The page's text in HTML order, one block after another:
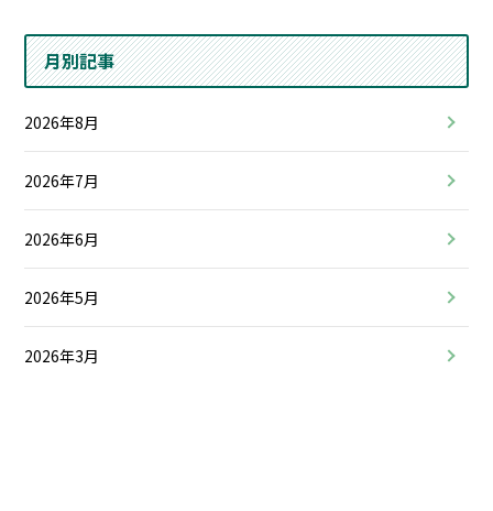
月別記事
2026年8月
2026年7月
2026年6月
2026年5月
2026年3月